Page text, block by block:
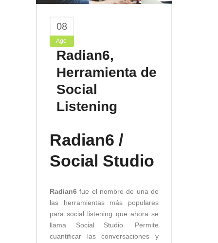
08
Ago
Radian6,
Herramienta de
Social
Listening
Radian6 /
Social Studio
Radian6 fue el nombre de una de
las herramientas más populares
para social listening que ahora se
llama Social Studio. Permite
cuantificar las conversaciones y